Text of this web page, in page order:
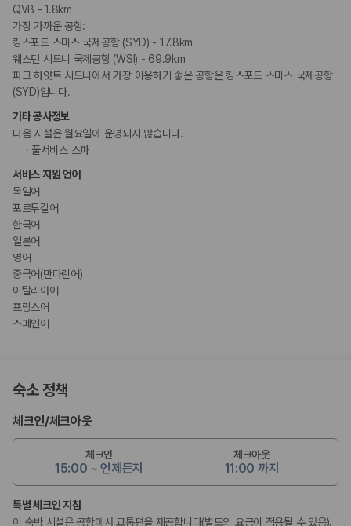
QVB - 1.8km
가장 가까운 공항:
킹스포드 스미스 국제공항 (SYD) - 17.8km
웨스턴 시드니 국제공항 (WSI) - 69.9km
파크 하얏트 시드니에서 가장 이용하기 좋은 공항은 킹스포드 스미스 국제공항
(SYD)입니다.
기타 공사정보
다음 시설은 월요일에 운영되지 않습니다.
풀서비스 스파
서비스 지원 언어
독일어
포르투갈어
한국어
일본어
영어
중국어(만다린어)
이탈리아어
프랑스어
스페인어
숙소 정책
체크인/체크아웃
체크인
15:00 ~ 언제든지
체크아웃
11:00 까지
특별 체크인 지침
이 숙박 시설은 공항에서 교통편을 제공합니다(별도의 요금이 적용될 수 있음).